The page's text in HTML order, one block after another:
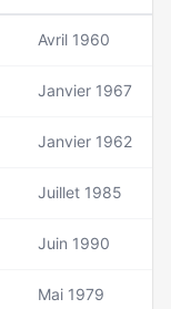
Avril 1960
Janvier 1967
Janvier 1962
Juillet 1985
Juin 1990
Mai 1979